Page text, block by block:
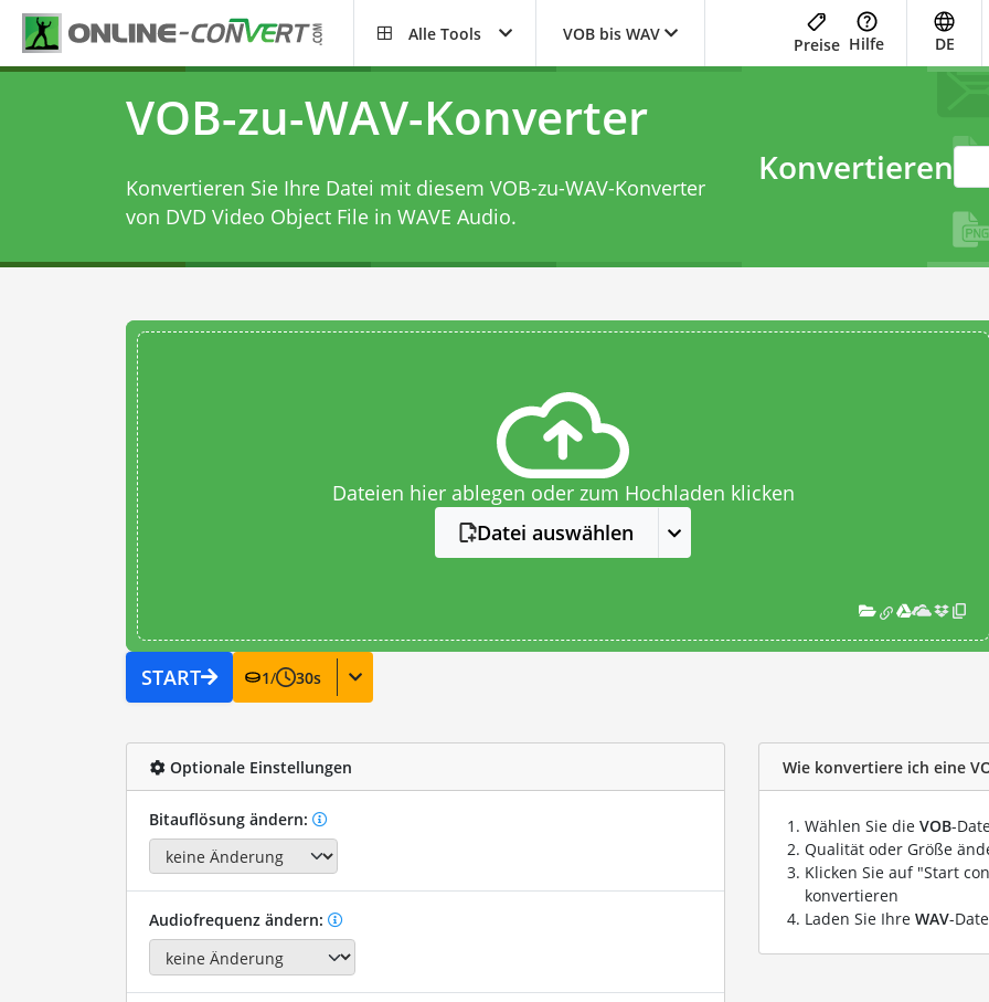
Alle Tools VOB bis WAV
Preise Hilfe DE
VOB-zu-WAV-Konverter
Konvertieren Sie Ihre Datei mit diesem VOB-zu-WAV-Konverter
von DVD Video Object File in WAVE Audio.
Konvertieren
Dateien hier ablegen oder zum Hochladen klicken
Datei auswählen
START 1/ 30s
Optionale Einstellungen
Bitauflösung ändern:
Audiofrequenz ändern:
Wie konvertiere ich eine
Wählen Sie die VOB-
Qualität oder Größe
Klicken Sie auf "Start
konvertieren
Laden Sie Ihre WAV-